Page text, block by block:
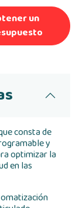
un
consta de
y
optimizar la
en las